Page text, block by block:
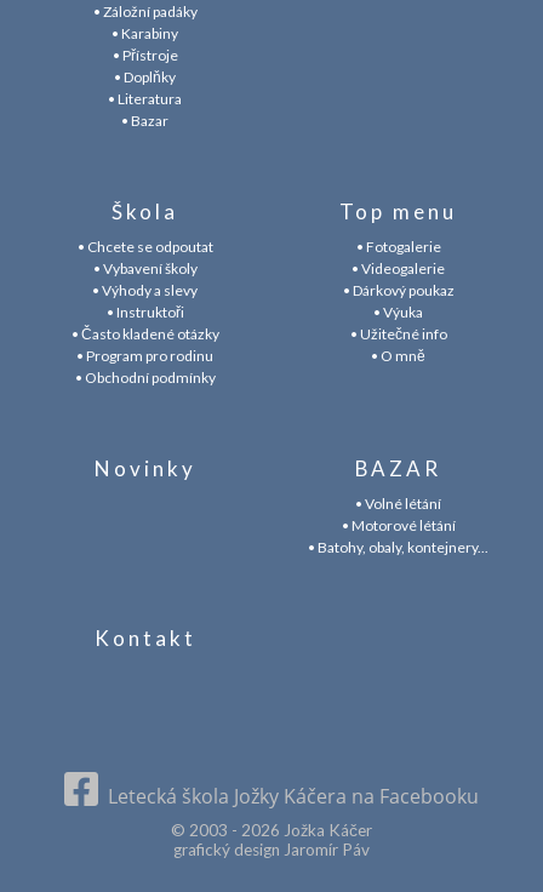
• Záložní padáky
• Karabiny
• Přístroje
• Doplňky
• Literatura
• Bazar
Škola
• Chcete se odpoutat
• Vybavení školy
• Výhody a slevy
• Instruktoři
• Často kladené otázky
• Program pro rodinu
• Obchodní podmínky
Top menu
• Fotogalerie
• Videogalerie
• Dárkový poukaz
• Výuka
• Užitečné info
• O mně
Novinky BAZAR
• Volné létání
• Motorové létání
• Batohy, obaly, kontejnery...
Kontakt
Letecká škola Jožky Káčera na Facebooku
© 2003 - 2026 Jožka Káčer
grafický design Jaromír Páv